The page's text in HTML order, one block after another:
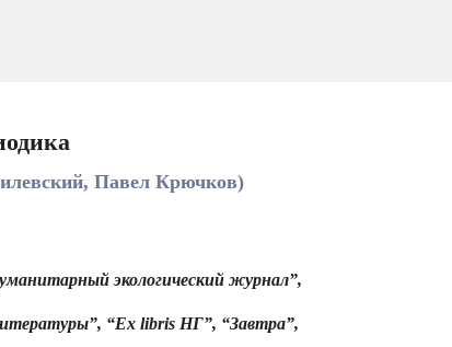
Павел Крючков)
экологический журнал”,
“Ex libris НГ”, “Завтра”,